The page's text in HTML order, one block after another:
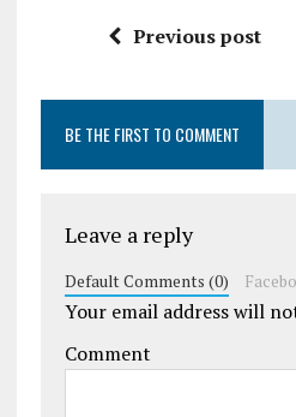
Previous post
BE THE FIRST TO COMMENT
Leave a reply
Default Comments (0)
Your email address will
Comment